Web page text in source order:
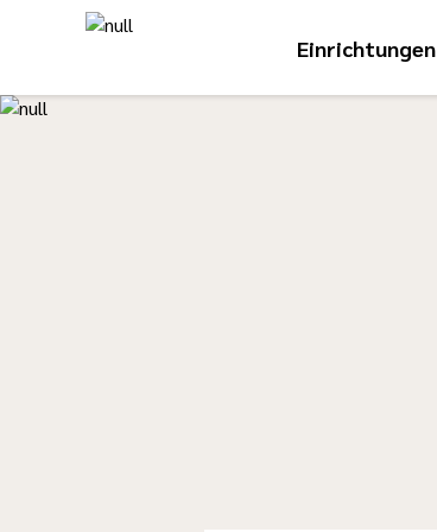
Einrichtungen